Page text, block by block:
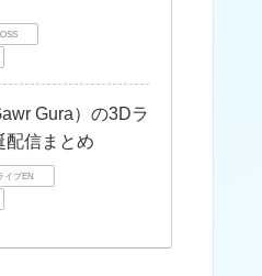
Gura）の3Dラ
配信まとめ
イブEN